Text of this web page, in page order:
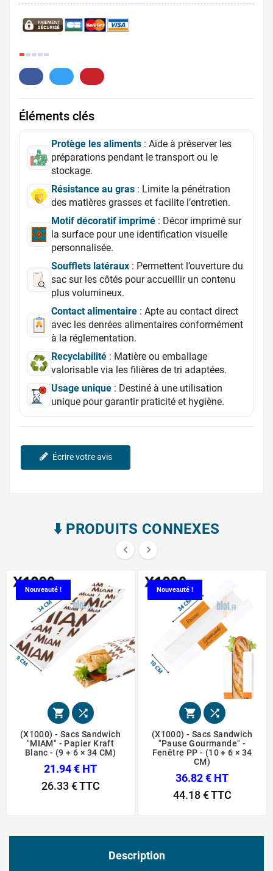
Éléments clés
Protège les aliments : Aide à préserver les
préparations pendant le transport ou le
stockage.
Résistance au gras : Limite la pénétration
des matières grasses et facilite l’entretien.
Motif décoratif imprimé : Décor imprimé sur
la surface pour une identification visuelle
personnalisée.
Soufflets latéraux : Permettent l’ouverture du
sac sur les côtés pour accueillir un contenu
plus volumineux.
Contact alimentaire : Apte au contact direct
avec les denrées alimentaires conformément
à la réglementation.
Recyclabilité : Matière ou emballage
valorisable via les filières de tri adaptées.
Usage unique : Destiné à une utilisation
unique pour garantir praticité et hygiène.
Écrire votre avis
⬇️​ PRODUITS CONNEXES
 
Nouveauté !
 
(X1000) - Sacs Sandwich
"MIAM" - Papier Kraft
Blanc - (9 + 6 × 34 CM)
21.94 € HT
26.33 €TTC
Nouveauté !
 
(X1000) - Sacs Sandwich
"Pause Gourmande" -
Fenêtre PP - (10 + 6 × 34
CM)
36.82 € HT
44.18 €TTC
Description